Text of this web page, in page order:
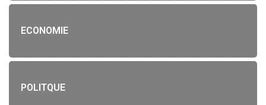
ECONOMIE
POLITQUE